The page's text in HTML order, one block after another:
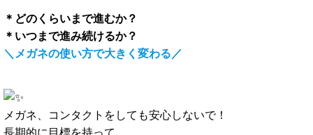
＊どのくらいまで進むか？
＊いつまで進み続けるか？
＼メガネの使い方で大きく変わる／
メガネ、コンタクトをしても安心しないで！
長期的に目標を持って